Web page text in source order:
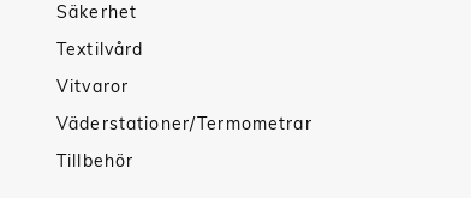
Säkerhet
Textilvård
Vitvaror
Väderstationer/Termometrar
Tillbehör